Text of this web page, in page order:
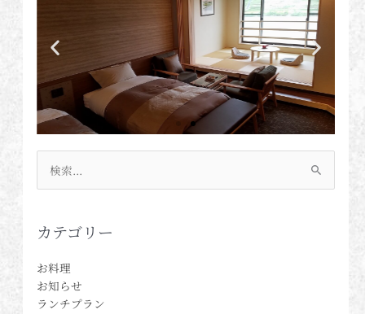
索
象:
カテゴリー
お料理
お知らせ
ランチプラン